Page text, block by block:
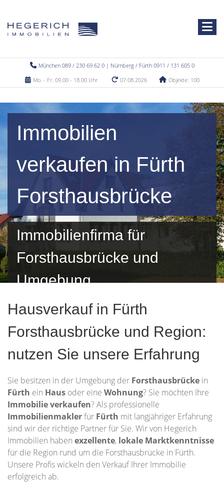
München 089 / 230 69 62 0 | Nürnberg / Fürth 0911 / 131 605 0
Mo. - Fr. 09.00 - 18.00 Uhr
07.08.2026 Objekte: 100
Immobilien
verkaufen in Fürth
Forsthausbrücke
Immobilienfirma für
Forsthausbrücke und
Umgebung
Hausverkauf in Fürth
Forsthausbrücke und Region:
nutzen Sie unsere Erfahrung
Sie besitzen in der Umgebung der Forsthausbrücke in
Fürth ein Haus oder eine Wohnung? Sie möchten Ihre
Immobilieverkaufen? Als professionelle
Immobilienmaklerfür Fürth mit langjähriger Erfahrung
sind wir der richtige Partner für Sie. Wir von Hegerich
Immobilien haben exzellente, lokale Marktkenntnisse
für die Region rund um die Forsthausbrücke in Fürth.
Unsere Profis wickeln den Verkauf Ihrer Immobilie
erfolgreich ab.